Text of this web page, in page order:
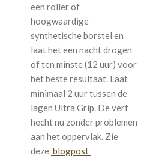
een roller of
hoogwaardige
synthetische borstel en
laat het een nacht drogen
of ten minste (12 uur) voor
het beste resultaat. Laat
minimaal 2 uur tussen de
lagen Ultra Grip. De verf
hecht nu zonder problemen
aan het oppervlak. Zie
deze blogpost